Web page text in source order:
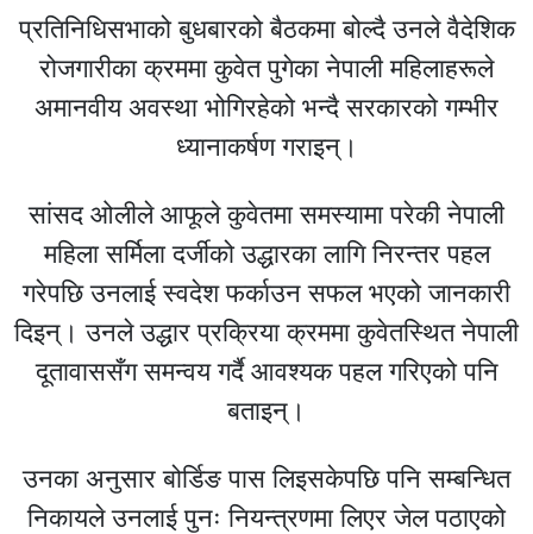
प्रतिनिधिसभाको बुधबारको बैठकमा बोल्दै उनले वैदेशिक
रोजगारीका क्रममा कुवेत पुगेका नेपाली महिलाहरूले
अमानवीय अवस्था भोगिरहेको भन्दै सरकारको गम्भीर
ध्यानाकर्षण गराइन्।
सांसद ओलीले आफूले कुवेतमा समस्यामा परेकी नेपाली
महिला सर्मिला दर्जीको उद्धारका लागि निरन्तर पहल
गरेपछि उनलाई स्वदेश फर्काउन सफल भएको जानकारी
दिइन्। उनले उद्धार प्रक्रिया क्रममा कुवेतस्थित नेपाली
दूतावाससँग समन्वय गर्दै आवश्यक पहल गरिएको पनि
बताइन्।
उनका अनुसार बोर्डिङ पास लिइसकेपछि पनि सम्बन्धित
निकायले उनलाई पुनः नियन्त्रणमा लिएर जेल पठाएको